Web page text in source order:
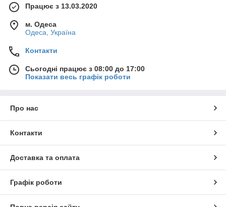
Працює з 13.03.2020
м. Одеса
Одеса, Україна
Контакти
Сьогодні працює з 08:00 до 17:00
Показати весь графік роботи
Про нас
Контакти
Доставка та оплата
Графік роботи